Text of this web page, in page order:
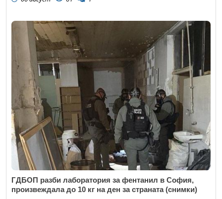
ГДБОП разби лаборатория за фентанил в София,
произвеждала до 10 кг на ден за страната (снимки)